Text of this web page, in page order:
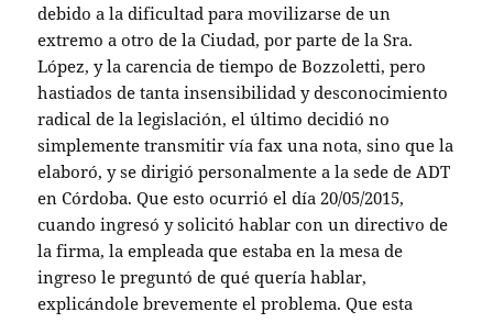
debido a la dificultad para movilizarse de un
extremo a otro de la Ciudad, por parte de la Sra.
López, y la carencia de tiempo de Bozzoletti, pero
hastiados de tanta insensibilidad y desconocimiento
radical de la legislación, el último decidió no
simplemente transmitir vía fax una nota, sino que la
elaboró, y se dirigió personalmente a la sede de ADT
en Córdoba. Que esto ocurrió el día 20/05/2015,
cuando ingresó y solicitó hablar con un directivo de
la firma, la empleada que estaba en la mesa de
ingreso le preguntó de qué quería hablar,
explicándole brevemente el problema. Que esta